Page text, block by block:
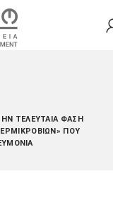
ΤΕΛΕΥΤΑΊΑ ΦΆΣΗ
ΠΟΥ